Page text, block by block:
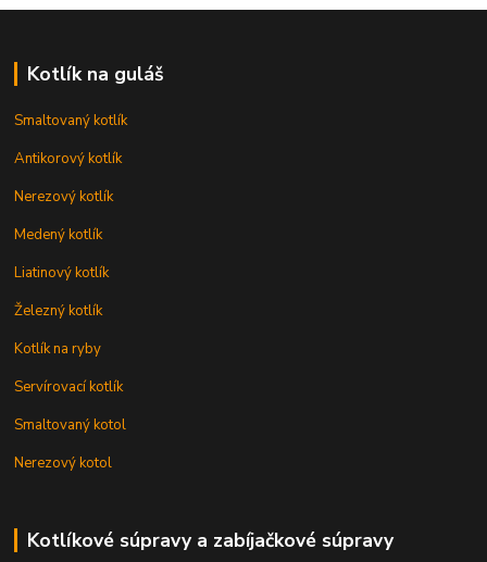
Kotlík na guláš
Smaltovaný kotlík
Antikorový kotlík
Nerezový kotlík
Medený kotlík
Liatinový kotlík
Železný kotlík
Kotlík na ryby
Servírovací kotlík
Smaltovaný kotol
Nerezový kotol
Kotlíkové súpravy a zabíjačkové súpravy